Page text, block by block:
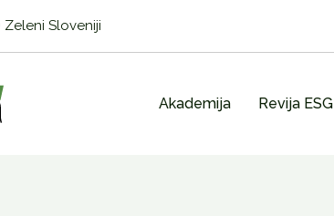
Zeleni Sloveniji
Akademija Revija ESG